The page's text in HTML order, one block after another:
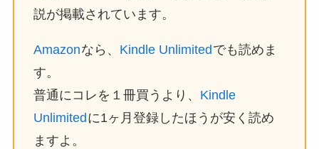
説が掲載されています。
Amazonなら、 Kindle Unlimited でも読めま
す。
普通にコレを１冊買うより、 Kindle
Unlimited に1ヶ月登録したほうが安く読め
ますよ。